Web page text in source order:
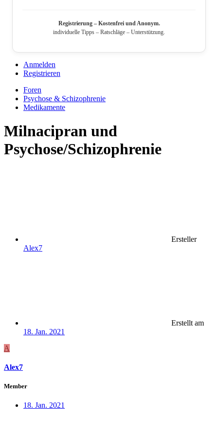
Registrierung – Kostenfrei und Anonym.
individuelle Tipps – Ratschläge – Unterstützung.
Anmelden
Registrieren
Foren
Psychose & Schizophrenie
Medikamente
Milnacipran und
Psychose/Schizophrenie
Ersteller
Alex7
Erstellt am
18. Jan. 2021
A
Alex7
Member
18. Jan. 2021